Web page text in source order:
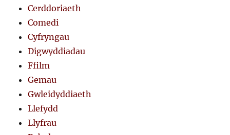
Cerddoriaeth
Comedi
Cyfryngau
Digwyddiadau
Ffilm
Gemau
Gwleidyddiaeth
Llefydd
Llyfrau